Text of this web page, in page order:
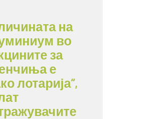
на
во
за
е
лотарија“,